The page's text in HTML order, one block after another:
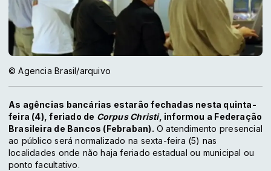
© Agencia Brasil/arquivo
As agências bancárias estarão fechadas nesta quinta-
feira (4), feriado de Corpus Christi, informou a Federação
Brasileira de Bancos (Febraban). O atendimento presencial
ao público será normalizado na sexta-feira (5) nas
localidades onde não haja feriado estadual ou municipal ou
ponto facultativo.